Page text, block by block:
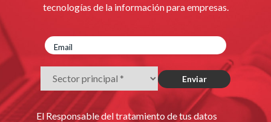
tecnologías de la información para empresas.
El Responsable del tratamiento de tus datos